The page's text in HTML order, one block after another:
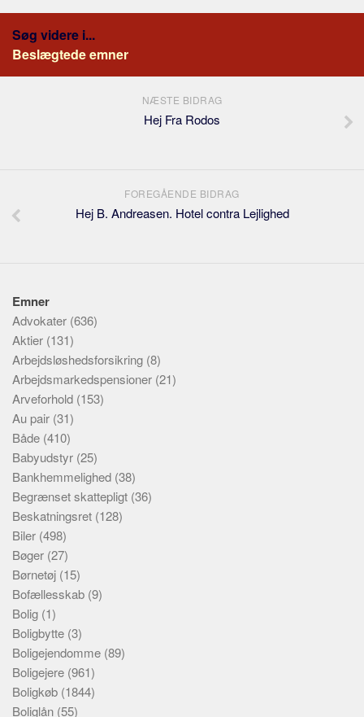
Søg videre i...
Beslægtede emner
NÆSTE BIDRAG
Hej Fra Rodos
FOREGÅENDE BIDRAG
Hej B. Andreasen. Hotel contra Lejlighed
Emner
Advokater (636)
Aktier (131)
Arbejdsløshedsforsikring (8)
Arbejdsmarkedspensioner (21)
Arveforhold (153)
Au pair (31)
Både (410)
Babyudstyr (25)
Bankhemmelighed (38)
Begrænset skattepligt (36)
Beskatningsret (128)
Biler (498)
Bøger (27)
Børnetøj (15)
Bofællesskab (9)
Bolig (1)
Boligbytte (3)
Boligejendomme (89)
Boligejere (961)
Boligkøb (1844)
Boliglån (55)